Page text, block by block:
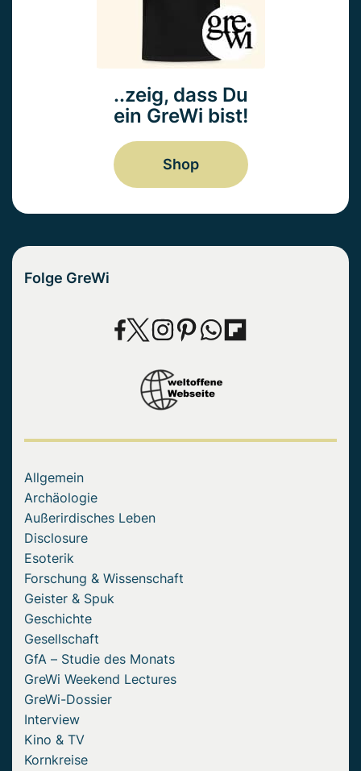
..zeig, dass Du
ein GreWi bist!
Shop
Folge GreWi
Allgemein
Archäologie
Außerirdisches Leben
Disclosure
Esoterik
Forschung & Wissenschaft
Geister & Spuk
Geschichte
Gesellschaft
GfA – Studie des Monats
GreWi Weekend Lectures
GreWi-Dossier
Interview
Kino & TV
Kornkreise